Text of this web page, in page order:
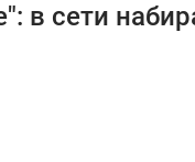
в сети